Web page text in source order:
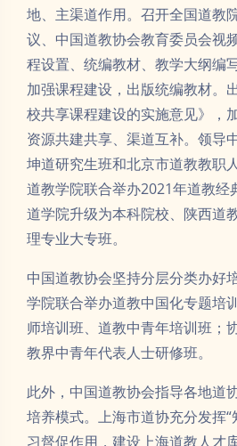
地、主渠道作用。召开全国道教
议、中国道教协会教育委员会视
程设置、统编教材、教学大纲编
加强课程建设，出版统编教材。
校共享课程建设的实施意见》，
资源共建共享、渠道互补。领导
坤道研究生班和北京市道教教职
道教学院联合举办2021年道教经
道学院升级为本科院校、陕西道
理专业大专班。
中国道教协会坚持分层分类办好
学院联合举办道教中国化专题培
师培训班、道教中青年培训班；
教界中青年代表人士研修班。
此外，中国道教协会指导各地道
培养模式。上海市道协充分发挥“
习督促作用，建设上海道教人才